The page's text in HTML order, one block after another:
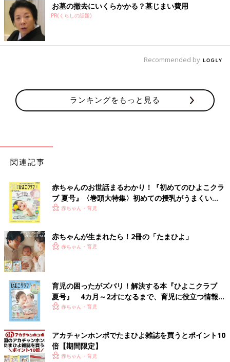
お墓の撤去にいくらかかる？墓じまい費用
PR(くらしの話題)
Recommended by
ランキングをもっと見る
関連記事
赤ちゃんのお世話まるわかり！『初めてのひよこクラ
ブ 夏号』〈巻頭大特集〉初めての授乳がうまくい
く！ おっぱい・ミルクの基本と夏のトラブル 解決テ
赤ちゃん・育児
赤ちゃんが生まれたら！2冊の「たまひよ」
赤ちゃん・育児
育児の困ったがズバリ！解決する本『ひよこクラブ
夏号』 4カ月～2才になるまで、育児に役立つ情報が
いっぱい！
赤ちゃん・育児
アカチャンホンポでたまひよ雑誌を買うとポイント10
倍【期間限定】
赤ちゃん・育児